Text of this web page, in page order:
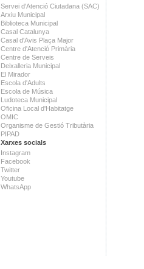
Servei d'Atenció Ciutadana (SAC)
Arxiu Municipal
Biblioteca Municipal
Casal Catalunya
Casal d'Avis Plaça Major
Centre d'Atenció Primària
Centre de Serveis
Deixalleria Municipal
El Mirador
Escola d'Adults
Escola de Música
Ludoteca Municipal
Oficina Local d'Habitatge
OMIC
Organisme de Gestió Tributària
PIPAD
Xarxes socials
Instagram
Facebook
Twitter
Youtube
WhatsApp